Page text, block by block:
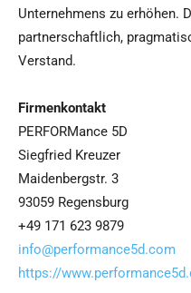
Unternehmens zu erhöhen.
partnerschaftlich,
Verstand.
Firmenkontakt
PERFORMance 5D
Siegfried Kreuzer
Maidenbergstr. 3
93059 Regensburg
+49 171 623 9879
info@performance5d.com
https://